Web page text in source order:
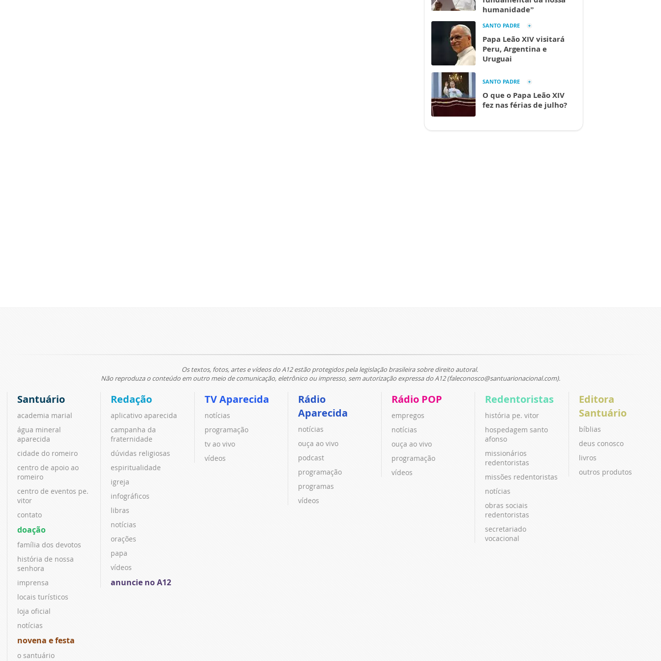
humanidade”
SANTO PADRE
Papa Leão XIV visitará
Peru, Argentina e
Uruguai
SANTO PADRE
O que o Papa Leão XIV
fez nas férias de julho?
Os textos, fotos, artes e vídeos do A12 estão protegidos pela legislação brasileira sobre direito autoral.
Não reproduza o conteúdo em outro meio de comunicação, eletrônico ou impresso, sem autorização expressa do A12 (faleconosco@santuarionacional.com).
Santuário
academia marial
água mineral
aparecida
cidade do romeiro
centro de apoio ao
romeiro
centro de eventos pe.
vitor
contato
doação
família dos devotos
história de nossa
senhora
imprensa
locais turísticos
loja oficial
notícias
novena e festa
o santuário
Redação
aplicativo aparecida
campanha da
fraternidade
dúvidas religiosas
espiritualidade
igreja
infográficos
libras
notícias
orações
papa
vídeos
anuncie no A12
TV Aparecida
notícias
programação
tv ao vivo
vídeos
Rádio
Aparecida
notícias
ouça ao vivo
podcast
programação
programas
vídeos
Rádio POP
empregos
notícias
ouça ao vivo
programação
vídeos
Redentoristas
história pe. vitor
hospedagem santo
afonso
missionários
redentoristas
missões redentoristas
notícias
obras sociais
redentoristas
secretariado
vocacional
Editora
Santuário
bíblias
deus conosco
livros
outros produtos